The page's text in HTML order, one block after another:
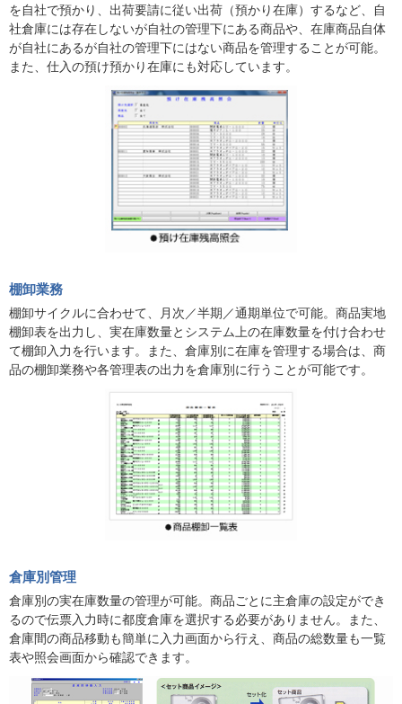
を自社で預かり、出荷要請に従い出荷（預かり在庫）するなど、自
社倉庫には存在しないが自社の管理下にある商品や、在庫商品自体
が自社にあるが自社の管理下にはない商品を管理することが可能。
また、仕入の預け預かり在庫にも対応しています。
棚卸業務
棚卸サイクルに合わせて、月次／半期／通期単位で可能。商品実地
棚卸表を出力し、実在庫数量とシステム上の在庫数量を付け合わせ
て棚卸入力を行います。また、倉庫別に在庫を管理する場合は、商
品の棚卸業務や各管理表の出力を倉庫別に行うことが可能です。
倉庫別管理
倉庫別の実在庫数量の管理が可能。商品ごとに主倉庫の設定ができ
るので伝票入力時に都度倉庫を選択する必要がありません。また、
倉庫間の商品移動も簡単に入力画面から行え、商品の総数量も一覧
表や照会画面から確認できます。